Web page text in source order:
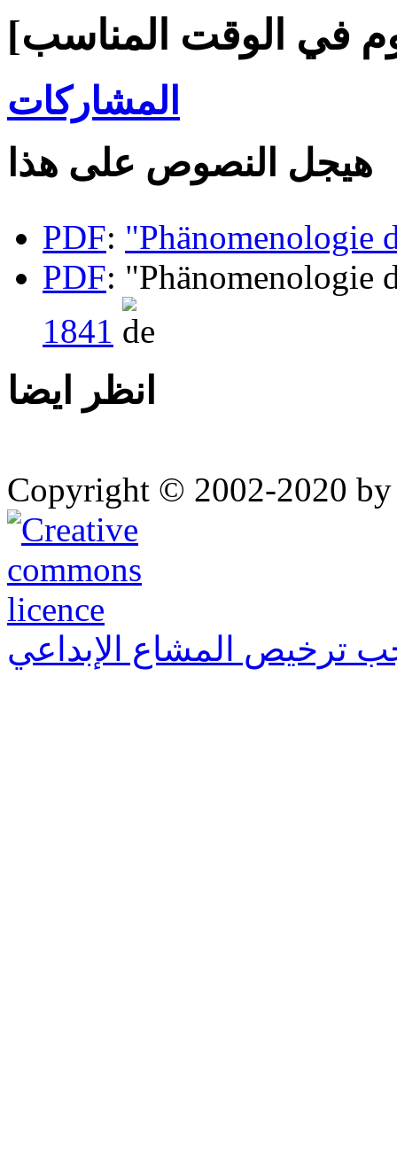
المشاركات
هيجل النصوص على هذا
PDF: "Phänomenologie
PDF: "Phänomenologie
1841
انظر ايضا
Copyright © 2002-2020 by